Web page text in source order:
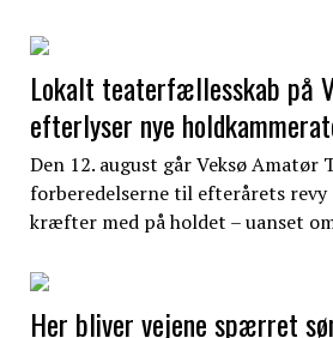
Lokalt teaterfællesskab på
efterlyser nye
Den 12. august går Veksø Amatør
forberedelserne til efterårets
kræfter med på holdet – uanset
Her bliver vejene spærret